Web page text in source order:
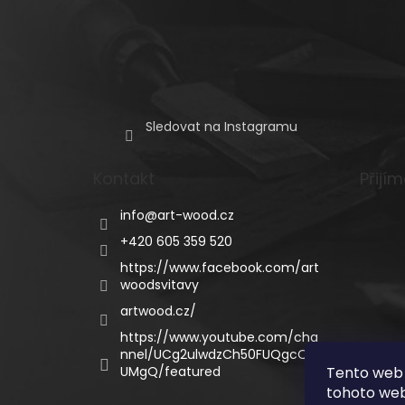
Tento
tohoto
Sledovat na Instagramu
info@art-wood.cz
+420 605 359 520
https://www.facebook.com/art
woodsvitavy
artwood.cz/
https://www.youtube.com/cha
nnel/UCg2ulwdzCh50FUQgcQC
UMgQ/featured